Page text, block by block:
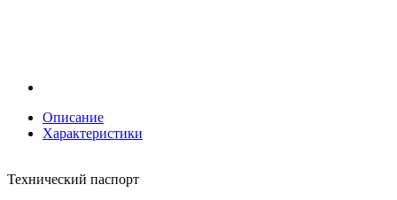
Описание
Характеристики
Технический паспорт